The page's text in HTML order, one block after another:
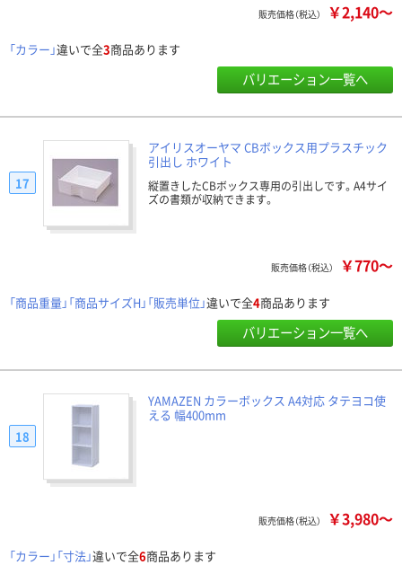
販売価格（税込） ￥2,140～
「カラー」違いで全3商品あります
バリエーション一覧へ
アイリスオーヤマ CBボックス用プラスチック
引出し ホワイト
縦置きしたCBボックス専用の引出しです。A4サイ
ズの書類が収納できます。
17
販売価格（税込） ￥770～
「商品重量」「商品サイズH」「販売単位」違いで全4商品あります
バリエーション一覧へ
YAMAZEN カラーボックス A4対応 タテヨコ使
える 幅400mm
18
販売価格（税込） ￥3,980～
「カラー」「寸法」違いで全6商品あります